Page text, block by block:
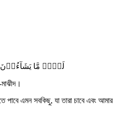
لَہُمۡ مَّا
পাবে এমন সবকিছু, যা তারা চাবে এবং আমার